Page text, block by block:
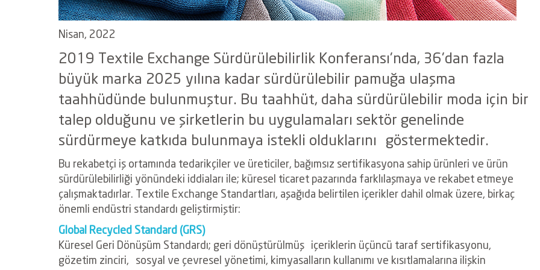
Nisan, 2022
2019 Textile Exchange Sürdürülebilirlik Konferansı'nda, 36'dan fazla
büyük marka 2025 yılına kadar sürdürülebilir pamuğa ulaşma
taahhüdünde bulunmuştur. Bu taahhüt, daha sürdürülebilir moda için bir
talep olduğunu ve şirketlerin bu uygulamaları sektör genelinde
sürdürmeye katkıda bulunmaya istekli olduklarını göstermektedir.
Bu rekabetçi iş ortamında tedarikçiler ve üreticiler, bağımsız sertifikasyona sahip ürünleri ve ürün
sürdürülebilirliği yönündeki iddiaları ile; küresel ticaret pazarında farklılaşmaya ve rekabet etmeye
çalışmaktadırlar. Textile Exchange Standartları, aşağıda belirtilen içerikler dahil olmak üzere, birkaç
önemli endüstri standardı geliştirmiştir:
Global Recycled Standard (GRS)
Küresel Geri Dönüşüm Standardı; geri dönüştürülmüş içeriklerin üçüncü taraf sertifikasyonu,
gözetim zinciri, sosyal ve çevresel yönetimi, kimyasalların kullanımı ve kısıtlamalarına ilişkin